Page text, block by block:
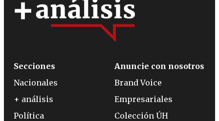
Secciones
Nacionales
+ análisis
Política
Anuncie con nosotros
Brand Voice
Empresariales
Colección ÚH